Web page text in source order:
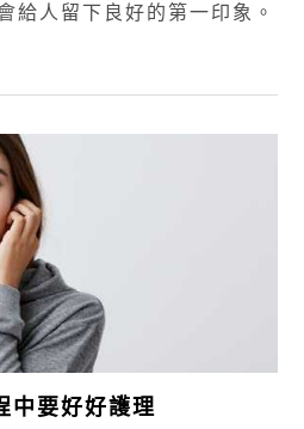
給人留下良好的第一印象。
中要好好護理